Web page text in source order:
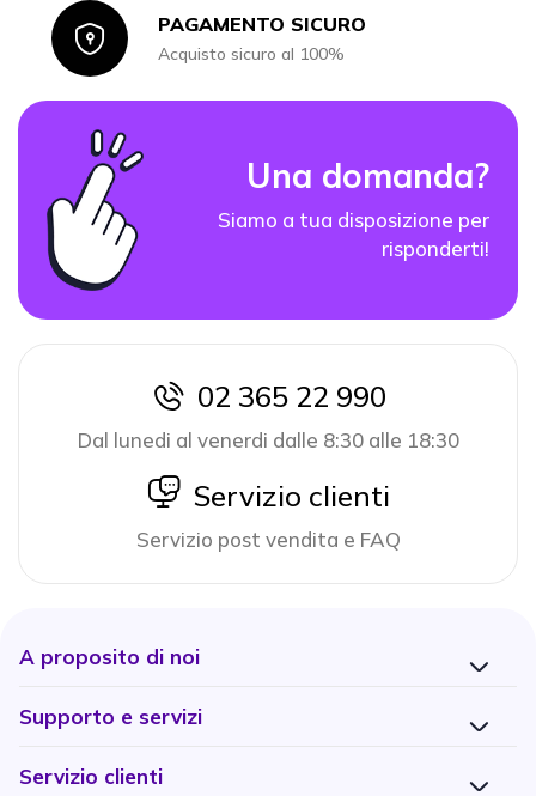
IconPAGAMENTO SICURO
Acquisto sicuro al 100%
Una domanda?
Siamo a tua disposizione per
risponderti!
icon
02 365 22 990
Dal lunedi al venerdi dalle 8:30 alle 18:30
icon
Servizio clienti
Servizio post vendita e FAQ
A proposito di noi
Supporto e servizi
Servizio clienti